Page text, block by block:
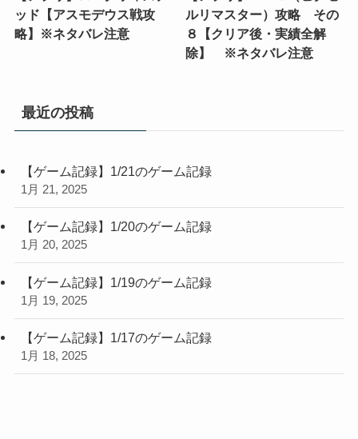
ッド【アスモデウス戦攻
略】※ネタバレ注意
ルリマスター）攻略 その
８【クリア後・実績全解
除】 ※ネタバレ注意
最近の投稿
【ゲーム記録】1/21のゲーム記録
1月 21, 2025
【ゲーム記録】1/20のゲーム記録
1月 20, 2025
【ゲーム記録】1/19のゲーム記録
1月 19, 2025
【ゲーム記録】1/17のゲーム記録
1月 18, 2025